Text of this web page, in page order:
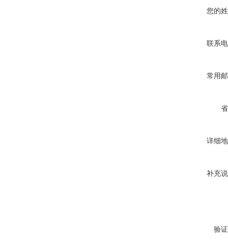
您的
联系
常用
详细
补充
验